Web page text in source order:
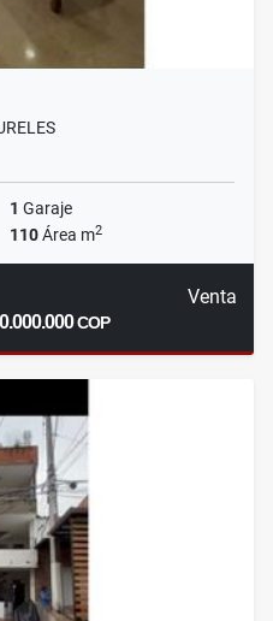
1 Garaje
110Área m2
Venta
COP